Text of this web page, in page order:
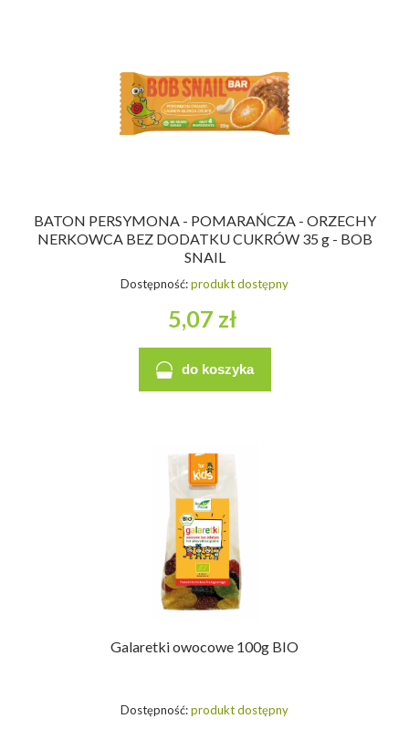
BATON PERSYMONA - POMARAŃCZA - ORZECHY
NERKOWCA BEZ DODATKU CUKRÓW 35 g - BOB
SNAIL
Dostępność:produkt dostępny
5,07 zł
do koszyka
Galaretki owocowe 100g BIO
Dostępność:produkt dostępny